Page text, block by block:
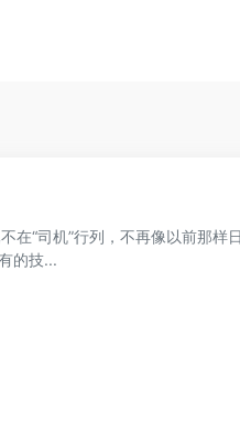
在“司机”行列，不再像以前那样
的技...